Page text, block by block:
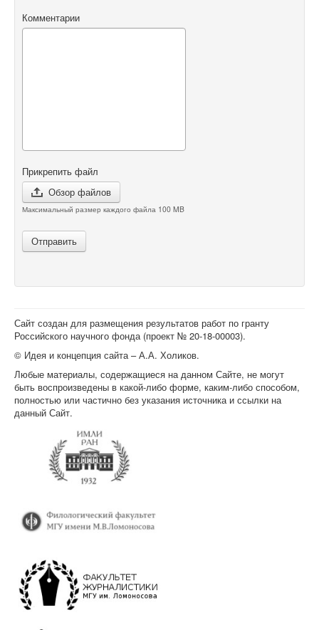
Комментарии
Прикрепить файл
Обзор файлов
Максимальный размер каждого файла 100 MB
Отправить
Сайт создан для размещения результатов работ по гранту
Российского научного фонда (проект № 20-18-00003).
© Идея и концепция сайта – А.А. Холиков.
Любые материалы, содержащиеся на данном Сайте, не могут
быть воспроизведены в какой-либо форме, каким-либо способом,
полностью или частично без указания источника и ссылки на
данный Сайт.